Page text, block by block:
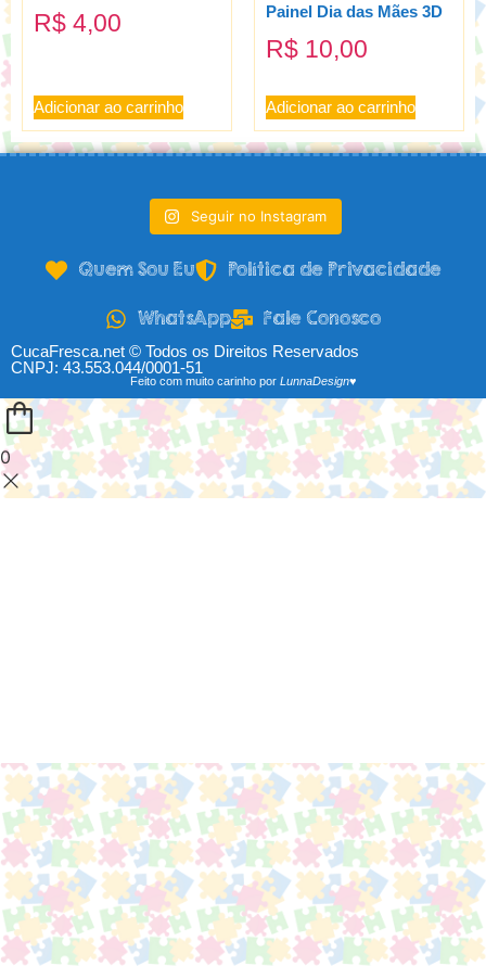
R$ 4,00
Adicionar ao carrinho
Painel Dia das Mães 3D
R$ 10,00
Adicionar ao carrinho
Seguir no Instagram
Quem Sou Eu Política de Privacidade
WhatsApp Fale Conosco
CucaFresca.net © Todos os Direitos Reservados
CNPJ: 43.553.044/0001-51
Feito com muito carinho por LunnaDesign♥
0